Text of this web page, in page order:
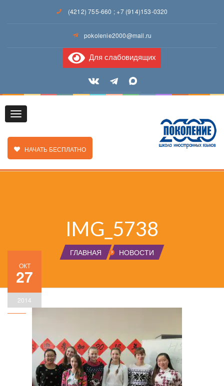
(4212) 755-660 ;+7 (914)153-0320
pokolenie2000@mail.ru
Для слабовидящих
Toggle
ЗАКАЗАТЬ ЗВОНОК
НАЧАТЬ БЕСПЛАТНО
IMG_5738
ГЛАВНАЯ НОВОСТИ
ОКТ
27
2014